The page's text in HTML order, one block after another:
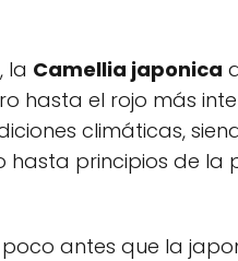
, la Camellia japonica
hasta el rojo más
climáticas,
hasta principios de
antes que la